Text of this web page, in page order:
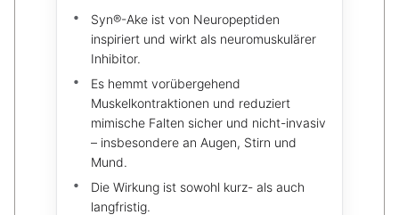
Syn®-Ake ist von Neuropeptiden
inspiriert und wirkt als neuromuskulärer
Inhibitor.
Es hemmt vorübergehend
Muskelkontraktionen und reduziert
mimische Falten sicher und nicht-invasiv
– insbesondere an Augen, Stirn und
Mund.
Die Wirkung ist sowohl kurz- als auch
langfristig.